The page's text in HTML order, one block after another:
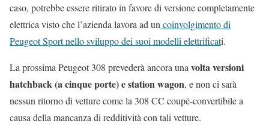
caso, potrebbe essere ritirato in favore di versione completamente
elettrica visto che l’azienda lavora ad un coinvolgimento di
Peugeot Sport nello sviluppo dei suoi modelli elettrificati.
La prossima Peugeot 308 prevederà ancora una volta versioni
hatchback (a cinque porte) e station wagon, e non ci sarà
nessun ritorno di vetture come la 308 CC coupé-convertibile a
causa della mancanza di redditività con tali vetture.